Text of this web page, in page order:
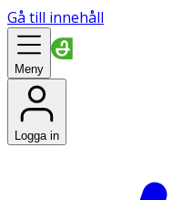
Gå till innehåll
Meny
Logga in